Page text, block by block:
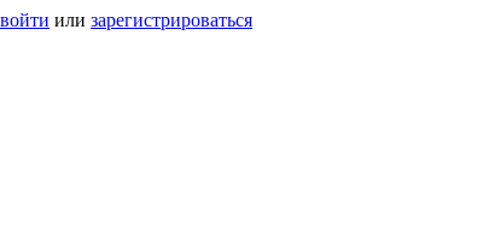
войти или зарегистрироваться